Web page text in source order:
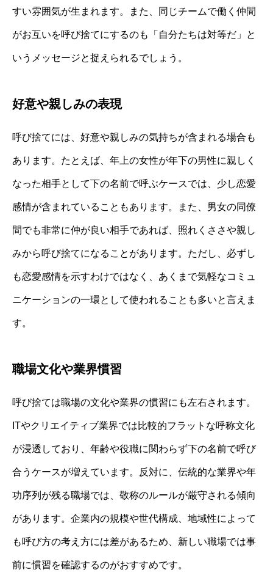
すい雰囲気が生まれます。また、同じチームで働く仲間
がお互いを呼び捨てにするのも「自分たちは対等だ」と
いうメッセージと捉えられるでしょう。
好意や親しみの表現
呼び捨てには、好意や親しみの気持ちが含まれる場合も
あります。たとえば、年上の女性が年下の男性に親しく
なった相手として下の名前で呼ぶケースでは、少し恋愛
感情が含まれていることもあります。また、男女の同僚
間でも非常に仲が良い相手であれば、照れくささや親し
みから呼び捨てになることがあります。ただし、必ずし
も恋愛感情を示すわけではなく、あくまで気軽なコミュ
ニケーションの一環として使われることも多いと言えま
す。
職場文化や業界慣習
呼び捨ては職場の文化や業界の慣習にも左右されます。
ITやクリエイティブ業界では比較的フラットな呼称文化
が浸透しており、年齢や役職に関わらず下の名前で呼び
合うケースが増えています。反対に、伝統的な業界や年
功序列が残る職場では、敬称のルールが厳守される傾向
があります。企業内の規模や世代構成、地域性によって
も呼び方の考え方には差があるため、新しい職場では事
前に慣習を確認するのがおすすめです。